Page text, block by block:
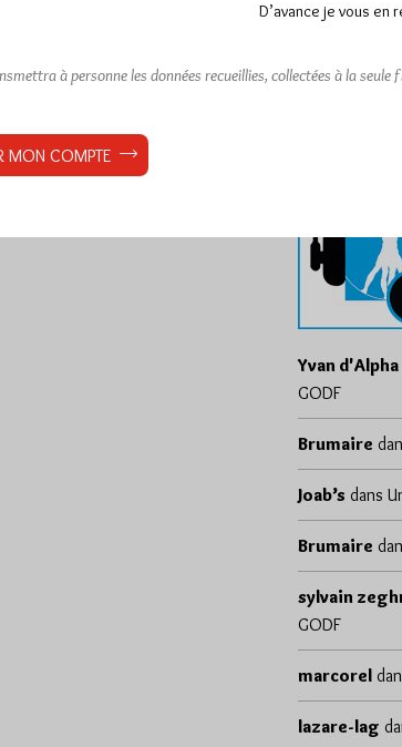
Yvan d'Alpha
GODF
Brumaire
Joab’s dans
Brumaire
sylvain
GODF
marcorel
lazare-lag
D’avance je vous en
à personne les données recueillies, collectées à la seule
MON COMPTE